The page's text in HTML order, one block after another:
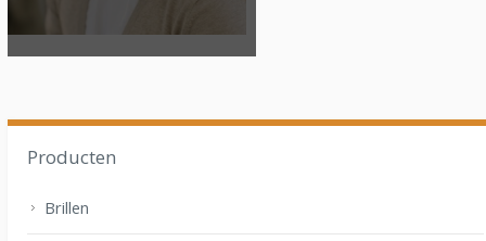
Producten
Brillen